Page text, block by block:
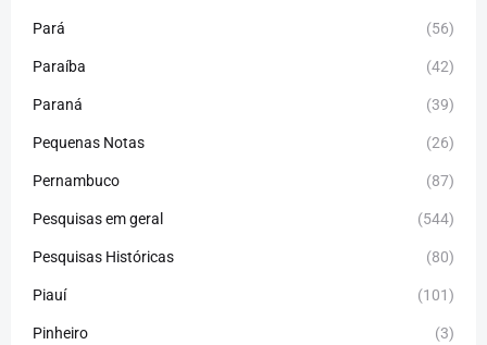
Pará (56)
Paraíba (42)
Paraná (39)
Pequenas Notas (26)
Pernambuco (87)
Pesquisas em geral (544)
Pesquisas Históricas (80)
Piauí (101)
Pinheiro (3)